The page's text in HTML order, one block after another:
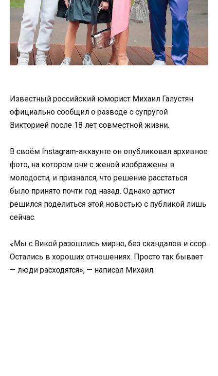
Известный российский юморист Михаил Галустян
официально сообщил о разводе с супругой
Викторией после 18 лет совместной жизни.
В своём Instagram-аккаунте он опубликовал архивное
фото, на котором они с женой изображены в
молодости, и признался, что решение расстаться
было принято почти год назад. Однако артист
решился поделиться этой новостью с публикой лишь
сейчас.
«Мы с Викой разошлись мирно, без скандалов и ссор.
Остались в хороших отношениях. Просто так бывает
— люди расходятся», — написал Михаил.